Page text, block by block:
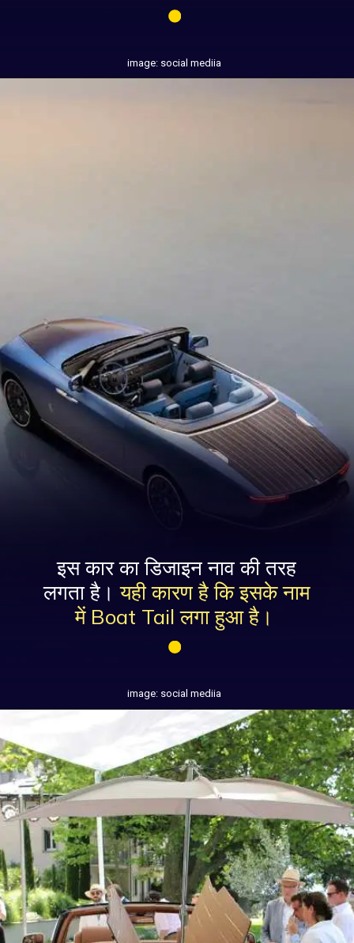
image: social mediia
इस कार का डिजाइन नाव की तरह
लगता है।यही कारण है कि इसके नाम
में Boat Tail लगा हुआ है।
image: social mediia